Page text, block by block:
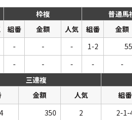
枠複 普通馬
組番 金額 人気 組番 金額
- - - 1-2
- - - - -
三連複
金額 人気 組番
350 2 2-1-